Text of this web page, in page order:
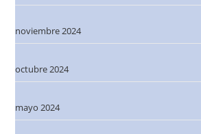
noviembre 2024
octubre 2024
mayo 2024